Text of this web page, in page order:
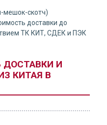
мешок-скотч)
доставки до
ТК КИТ, СДЕК и ПЭК
И
КИТАЯ В